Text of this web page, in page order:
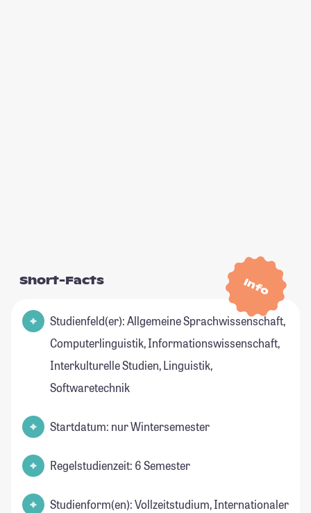
Info
Short-Facts
Studienfeld(er): Allgemeine Sprachwissenschaft,
Computerlinguistik, Informationswissenschaft,
Interkulturelle Studien, Linguistik,
Softwaretechnik
Startdatum: nur Wintersemester
Regelstudienzeit: 6 Semester
Studienform(en): Vollzeitstudium, Internationaler